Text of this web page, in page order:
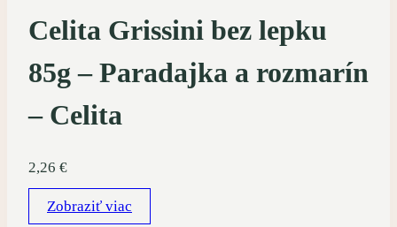
Celita Grissini bez lepku
85g – Paradajka a rozmarín
– Celita
2,26 €
Zobraziť viac